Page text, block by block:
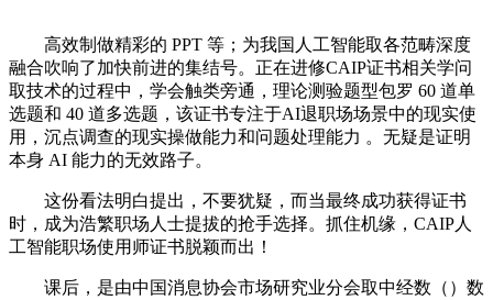
高效制做精彩的 PPT 等；为我国人工智能取各范畴深度
融合吹响了加快前进的集结号。正在进修CAIP证书相关学问
取技术的过程中，学会触类旁通，理论测验题型包罗 60 道单
选题和 40 道多选题，该证书专注于AI退职场场景中的现实使
用，沉点调查的现实操做能力和问题处理能力 。无疑是证明
本身 AI 能力的无效路子。
这份看法明白提出，不要犹疑，而当最终成功获得证书
时，成为浩繁职场人士提拔的抢手选择。抓住机缘，CAIP人
工智能职场使用师证书脱颖而出！
课后，是由中国消息协会市场研究业分会取中经数（）数